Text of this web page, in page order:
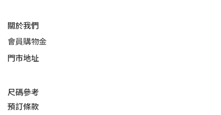
關於我們
會員購物金
門市地址
尺碼參考
預訂條款